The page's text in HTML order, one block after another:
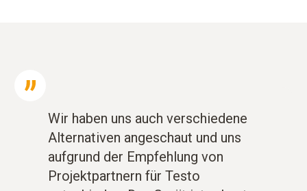
Wir haben uns auch verschiedene
Alternativen angeschaut und uns
aufgrund der Empfehlung von
Projektpartnern für Testo